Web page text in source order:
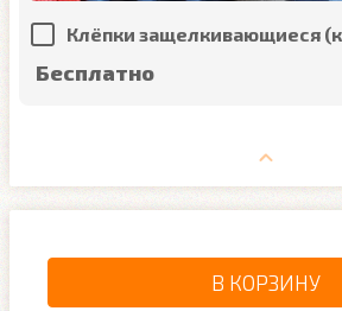
Клёпки защелкивающиеся
Бесплатно
В КОРЗИНУ